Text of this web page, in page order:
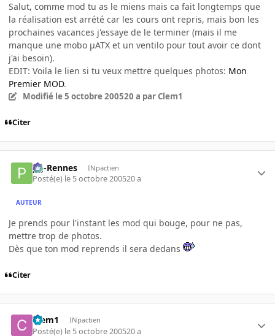
Salut, comme mod tu as le miens mais ca fait longtemps que
la réalisation est arrété car les cours ont repris, mais bon les
prochaines vacances j'essaye de le terminer (mais il me
manque une mobo µATX et un ventilo pour tout avoir ce dont
j'ai besoin).
EDIT: Voila le lien si tu veux mettre quelques photos: Mon
Premier MOD.
Modifié le 5 octobre 200520 a par Clem1
Citer
pg-Rennes INpactien
Posté(e) le 5 octobre 200520 a
AUTEUR
Je prends pour l'instant les mod qui bouge, pour ne pas,
mettre trop de photos.
Dès que ton mod reprends il sera dedans
Citer
Clem1 INpactien
Posté(e) le 5 octobre 200520 a